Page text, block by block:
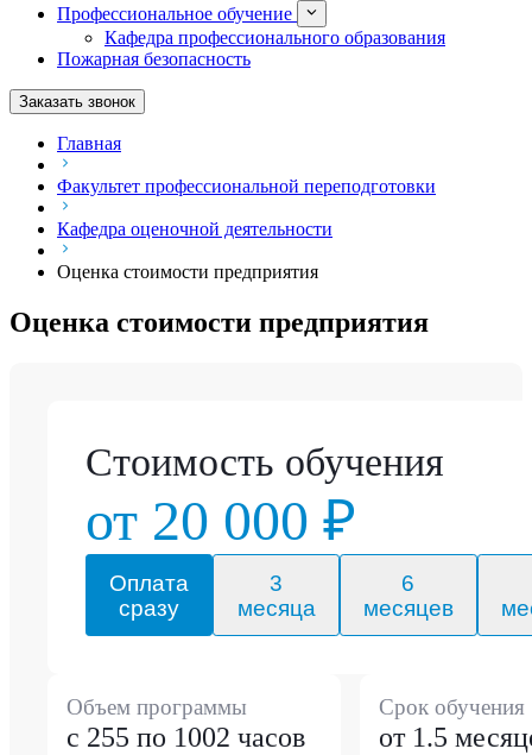
Профессиональное обучение
Кафедра профессионального образования
Пожарная безопасность
Заказать звонок
Главная
Факультет профессиональной переподготовки
Кафедра оценочной деятельности
Оценка стоимости предприятия
Оценка стоимости предприятия
Стоимость обучения
от 20 000 ₽
Оплата
сразу
3
месяца
6
месяцев
Объем программы
с 255 по 1002 часов
Срок обучения
от 1.5